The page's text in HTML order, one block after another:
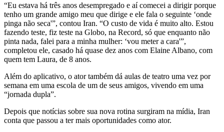
“Eu estava há três anos desempregado e aí comecei a dirigir porque
tenho um grande amigo meu que dirige e ele fala o seguinte ‘onde
pinga não seca'”, contou Iran. “O custo de vida é muito alto. Estou
fazendo teste, fiz teste na Globo, na Record, só que enquanto não
pinta nada, falei para a minha mulher: ‘vou meter a cara'”,
completou ele, casado há quase dez anos com Elaine Albano, com
quem tem Laura, de 8 anos.
Além do aplicativo, o ator também dá aulas de teatro uma vez por
semana em uma escola de um de seus amigos, vivendo em uma
“jornada dupla”.
Depois que notícias sobre sua nova rotina surgiram na mídia, Iran
conta que passou a ter mais oportunidades como ator.